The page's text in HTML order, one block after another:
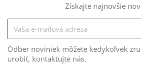
Získajte najnovšie
Odber noviniek môžete kedykoľvek
urobiť, kontaktujte nás.